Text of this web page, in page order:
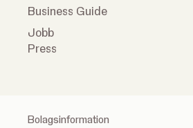
Business Guide
Jobb
Press
Bolagsinformation